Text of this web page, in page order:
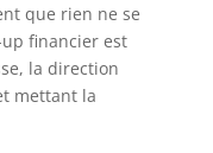
que rien ne se
financier est
la direction
mettant la